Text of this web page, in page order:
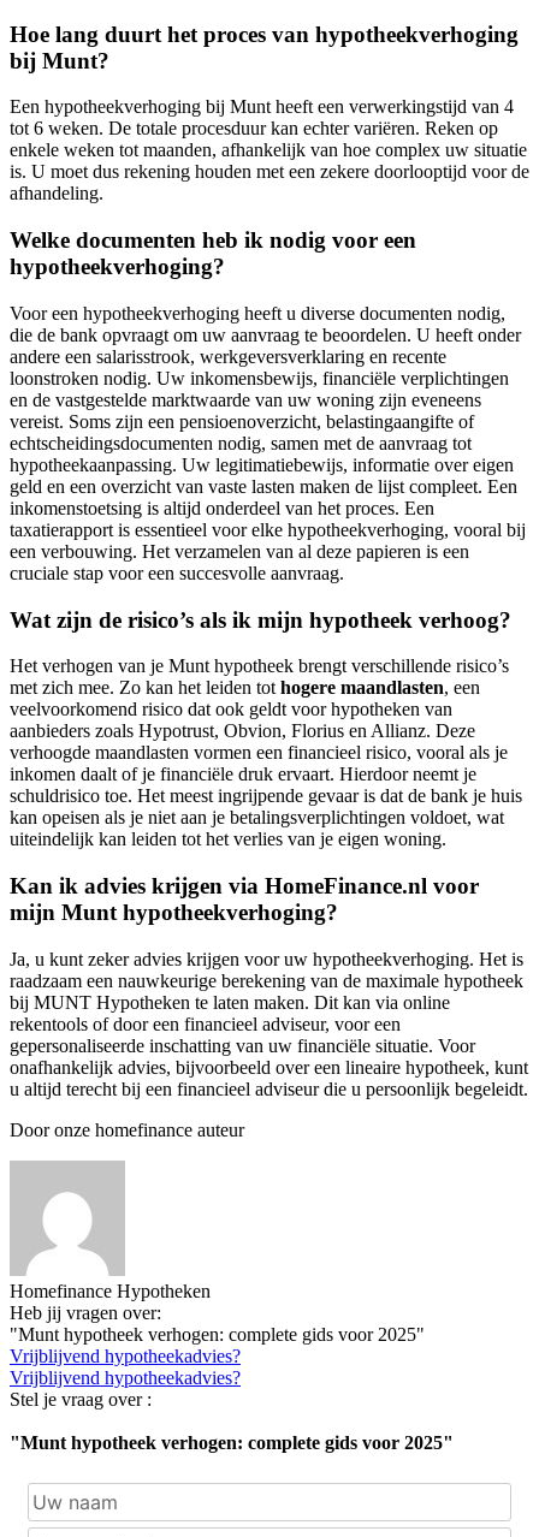
Hoe lang duurt het proces van hypotheekverhoging
bij Munt?
Een hypotheekverhoging bij Munt heeft een verwerkingstijd van 4
tot 6 weken. De totale procesduur kan echter variëren. Reken op
enkele weken tot maanden, afhankelijk van hoe complex uw situatie
is. U moet dus rekening houden met een zekere doorlooptijd voor de
afhandeling.
Welke documenten heb ik nodig voor een
hypotheekverhoging?
Voor een hypotheekverhoging heeft u diverse documenten nodig,
die de bank opvraagt om uw aanvraag te beoordelen. U heeft onder
andere een salarisstrook, werkgeversverklaring en recente
loonstroken nodig. Uw inkomensbewijs, financiële verplichtingen
en de vastgestelde marktwaarde van uw woning zijn eveneens
vereist. Soms zijn een pensioenoverzicht, belastingaangifte of
echtscheidingsdocumenten nodig, samen met de aanvraag tot
hypotheekaanpassing. Uw legitimatiebewijs, informatie over eigen
geld en een overzicht van vaste lasten maken de lijst compleet. Een
inkomenstoetsing is altijd onderdeel van het proces. Een
taxatierapport is essentieel voor elke hypotheekverhoging, vooral bij
een verbouwing. Het verzamelen van al deze papieren is een
cruciale stap voor een succesvolle aanvraag.
Wat zijn de risico’s als ik mijn hypotheek verhoog?
Het verhogen van je Munt hypotheek brengt verschillende risico’s
met zich mee. Zo kan het leiden tot hogere maandlasten, een
veelvoorkomend risico dat ook geldt voor hypotheken van
aanbieders zoals Hypotrust, Obvion, Florius en Allianz. Deze
verhoogde maandlasten vormen een financieel risico, vooral als je
inkomen daalt of je financiële druk ervaart. Hierdoor neemt je
schuldrisico toe. Het meest ingrijpende gevaar is dat de bank je huis
kan opeisen als je niet aan je betalingsverplichtingen voldoet, wat
uiteindelijk kan leiden tot het verlies van je eigen woning.
Kan ik advies krijgen via HomeFinance.nl voor
mijn Munt hypotheekverhoging?
Ja, u kunt zeker advies krijgen voor uw hypotheekverhoging. Het is
raadzaam een nauwkeurige berekening van de maximale hypotheek
bij MUNT Hypotheken te laten maken. Dit kan via online
rekentools of door een financieel adviseur, voor een
gepersonaliseerde inschatting van uw financiële situatie. Voor
onafhankelijk advies, bijvoorbeeld over een lineaire hypotheek, kunt
u altijd terecht bij een financieel adviseur die u persoonlijk begeleidt.
Door onze homefinance auteur
Homefinance Hypotheken
Heb jij vragen over:
"Munt hypotheek verhogen: complete gids voor 2025"
Vrijblijvend hypotheekadvies?
Vrijblijvend hypotheekadvies?
Stel je vraag over :
"Munt hypotheek verhogen: complete gids voor 2025"